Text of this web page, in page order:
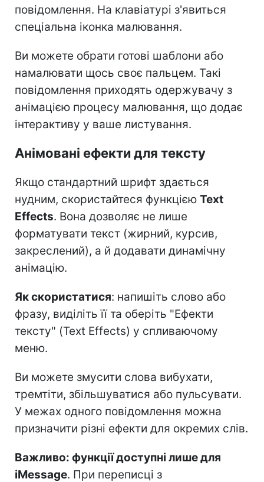
повідомлення. На клавіатурі з'явиться
спеціальна іконка малювання.
Ви можете обрати готові шаблони або
намалювати щось своє пальцем. Такі
повідомлення приходять одержувачу з
анімацією процесу малювання, що додає
інтерактиву у ваше листування.
Анімовані ефекти для тексту
Якщо стандартний шрифт здається
нудним, скористайтеся функцією Text
Effects. Вона дозволяє не лише
форматувати текст (жирний, курсив,
закреслений), а й додавати динамічну
анімацію.
Як скористатися: напишіть слово або
фразу, виділіть її та оберіть "Ефекти
тексту" (Text Effects) у спливаючому
меню.
Ви можете змусити слова вибухати,
тремтіти, збільшуватися або пульсувати.
У межах одного повідомлення можна
призначити різні ефекти для окремих слів.
Важливо: функції доступні лише для
iMessage. При переписці з